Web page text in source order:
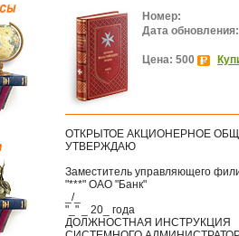
Номер:
Дата обновления:
Цена: 500
ОТКРЫТОЕ АКЦИОНЕРНОЕ
УТВЕРЖДАЮ
Заместитель управляющего
"***" ОАО "Банк"
_/_
"_" _ 20_ года
ДОЛЖНОСТНАЯ ИНСТРУКЦИЯ